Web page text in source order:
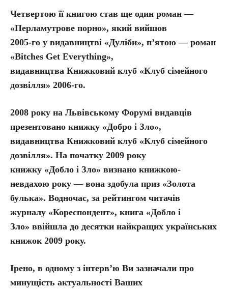
Четвертою її книгою став ще один роман —
«Перламутрове порно», який вийшов
2005-го у видавництві «Дуліби», п’ятою — роман
«Bitches Get Everything»,
видавництва Книжковий клуб «Клуб сімейного
дозвілля» 2006-го.
2008 року на Львівському Форумі видавців
презентовано книжку «Добро і Зло»,
видавництва Книжковий клуб «Клуб сімейного
дозвілля». На початку 2009 року
книжку «Добло і Зло» визнано книжкою-
невдахою року — вона здобула приз «Золота
булька». Водночас, за рейтингом читачів
журналу «Кореспондент», книга «Добло і
Зло» ввійшла до десятки найкращих українських
книжок 2009 року.
Ірено, в одному з інтерв’ю Ви зазначали про
минущість актуальності Ваших